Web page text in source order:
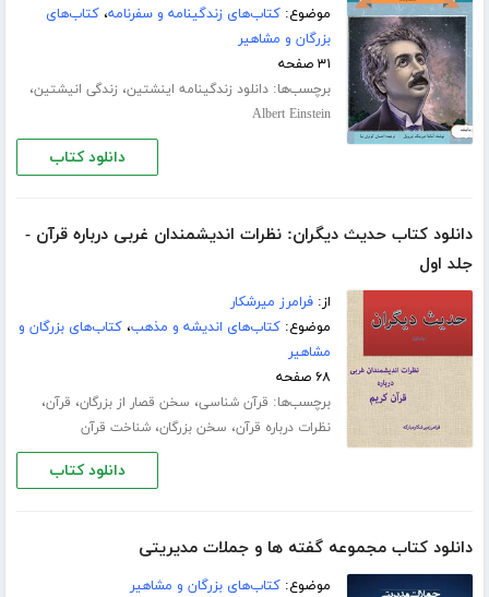
موضوع:کتاب‌های زندگینامه و سفرنامه،کتاب‌های
بزرگان و مشاهیر
۳۱ صفحه
برچسب‌ها:دانلود زندگینامه اینشتین، زندگی انیشتین،
Albert Einstein
دانلود کتاب
دانلود کتاب حدیث دیگران: نظرات اندیشمندان غربی درباره قرآن -
جلد اول
از:فرامرز میرشکار
موضوع:کتاب‌های اندیشه و مذهب،کتاب‌های بزرگان و
مشاهیر
۶۸ صفحه
برچسب‌ها: قرآن شناسی، سخن قصار از بزرگان، قرآن،
نظرات درباره قرآن، سخن بزرگان،شناخت قرآن
دانلود کتاب
دانلود کتاب مجموعه گفته ها و جملات مدیریتی
موضوع:کتاب‌های بزرگان و مشاهیر